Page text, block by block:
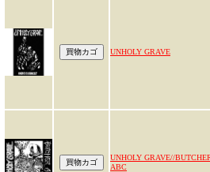
UNHOLY GRAVE
UNHOLY GRAVE//
ABC